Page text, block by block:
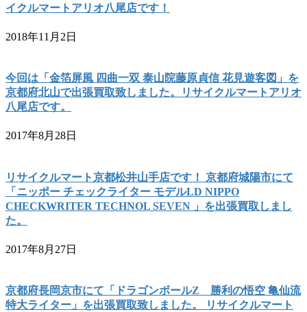
イクルマートアリオ八尾店です！
2018年11月2日
今回は「金箔屏風 四曲一双 泰山院藤原貞信 花見遊客図」を
京都府北山で出張買取致しました。リサイクルマートアリオ
八尾店です。
2017年8月28日
リサイクルマート京都松井山手店です！ 京都府城陽市にて
「ニッポー チェックライター モデルLD NIPPO
CHECKWRITER TECHNOL SEVEN 」を出張買取しまし
た。
2017年8月27日
京都府長岡京市にて「ドラゴンボールZ 勝利の悟空 亀仙流
特大ライター」を出張買取致しました。 リサイクルマート